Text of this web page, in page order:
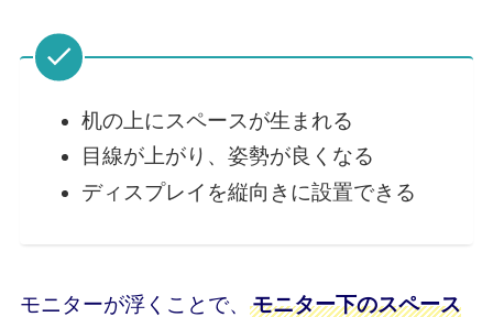
机の上にスペースが生まれる
目線が上がり、姿勢が良くなる
ディスプレイを縦向きに設置できる
モニターが浮くことで、 モニター下のスペース